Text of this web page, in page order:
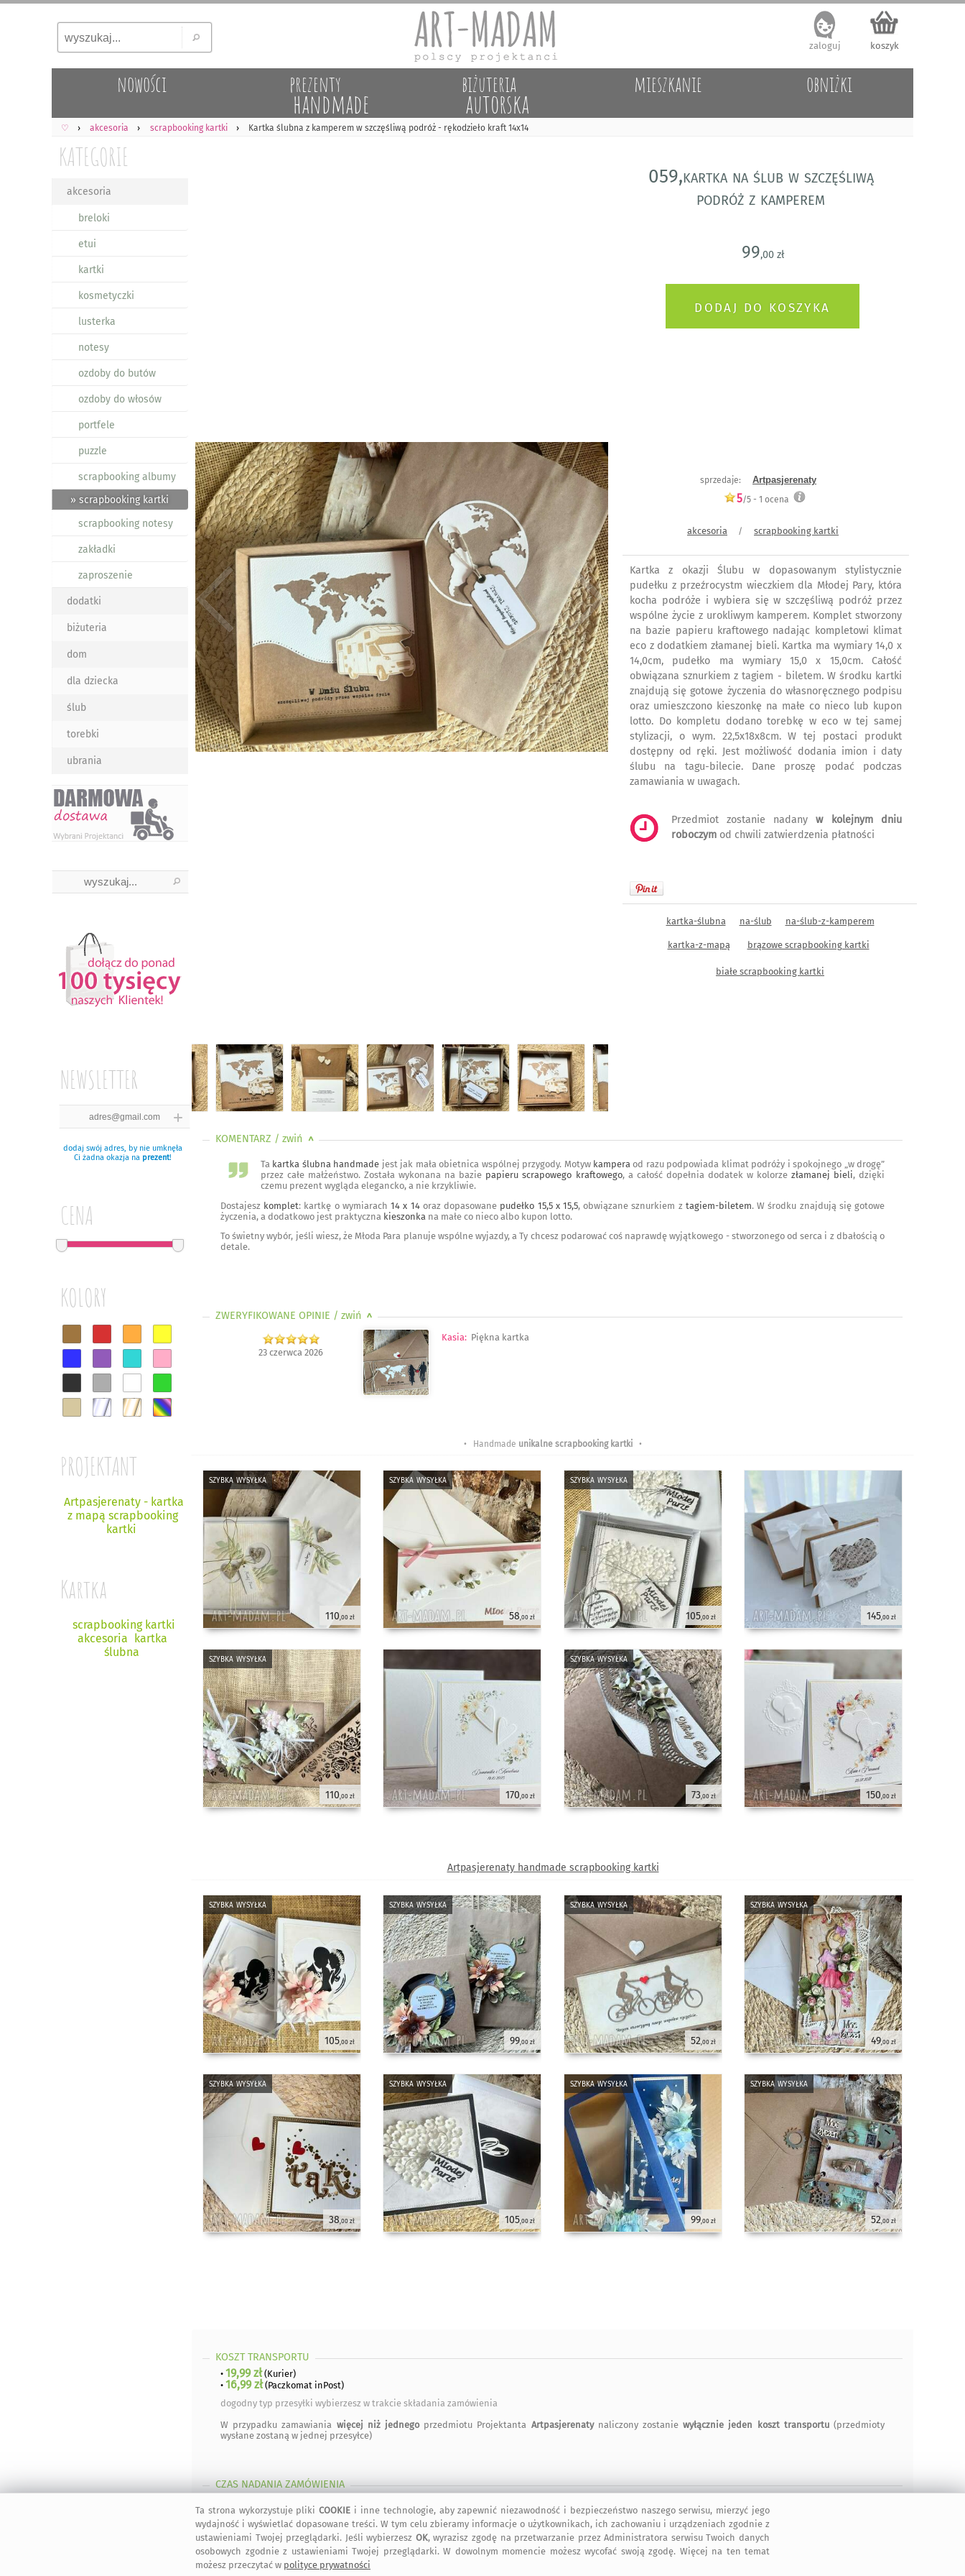
koszyk
zaloguj
nowości prezenty
handmade
biżuteria
autorska
mieszkanie obniżki
♡ akcesoria scrapbooking kartki Kartka ślubna z kamperem w szczęśliwą podróż - rękodzieło kraft 14x14
KATEGORIE
akcesoria
breloki
etui
kartki
kosmetyczki
lusterka
notesy
ozdoby do butów
ozdoby do włosów
portfele
puzzle
scrapbooking albumy
» scrapbooking kartki
scrapbooking notesy
zakładki
zaproszenie
dodatki
biżuteria
dom
dla dziecka
ślub
torebki
ubrania
NEWSLETTER
dodaj swój adres, by nie umknęła
Ci żadna okazja na prezent!
CENA
KOLORY
PROJEKTANT
Artpasjerenaty - kartka
z mapą scrapbooking
kartki
Kartka
scrapbooking kartki
akcesoria
kartka
ślubna
059,kartka na ślub w szczęśliwą
podróż z kamperem
99,00 zł
sprzedaje: Artpasjerenaty
5/5 - 1 ocena
akcesoria / scrapbooking kartki
Kartka z okazji Ślubu w dopasowanym stylistycznie
pudełku z przeźrocystm wieczkiem dla Młodej Pary, która
kocha podróże i wybiera się w szczęśliwą podróż przez
wspólne życie z urokliwym kamperem. Komplet stworzony
na bazie papieru kraftowego nadając kompletowi klimat
eco z dodatkiem złamanej bieli. Kartka ma wymiary 14,0 x
14,0cm, pudełko ma wymiary 15,0 x 15,0cm. Całość
obwiązana sznurkiem z tagiem - biletem. W środku kartki
znajdują się gotowe życzenia do własnoręcznego podpisu
oraz umieszczono kieszonkę na małe co nieco lub kupon
lotto. Do kompletu dodano torebkę w eco w tej samej
stylizacji, o wym. 22,5x18x8cm. W tej postaci produkt
dostępny od ręki. Jest możliwość dodania imion i daty
ślubu na tagu-bilecie. Dane proszę podać podczas
zamawiania w uwagach.
Przedmiot zostanie nadanyw kolejnym dniu
roboczymod chwili zatwierdzenia płatności
kartka-ślubna na-ślub na-ślub-z-kamperem
kartka-z-mapą brązowe scrapbooking kartki
białe scrapbooking kartki
KOMENTARZ / zwiń <
Ta kartka ślubna handmade jest jak mała obietnica wspólnej przygody. Motyw kampera od razu podpowiada klimat podróży i spokojnego „w drogę”
przez całe małżeństwo. Została wykonana na bazie papieru scrapowego kraftowego, a całość dopełnia dodatek w kolorze złamanej bieli, dzięki
czemu prezent wygląda elegancko, a nie krzykliwie.
Dostajesz komplet: kartkę o wymiarach14 x 14oraz dopasowane pudełko 15,5 x 15,5, obwiązane sznurkiem z tagiem-biletem. W środku znajdują się gotowe
życzenia, a dodatkowo jest praktyczna kieszonka na małe co nieco albo kupon lotto.
To świetny wybór, jeśli wiesz, że Młoda Para planuje wspólne wyjazdy, a Ty chcesz podarować coś naprawdę wyjątkowego - stworzonego od serca i z dbałością o
detale.
ZWERYFIKOWANE OPINIE / zwiń >
23 czerwca 2026
Kasia: Piękna kartka
• Handmade unikalne scrapbooking kartki•
szybka wysyłka
110,00 zł
szybka wysyłka
58,00 zł
szybka wysyłka
110,00 zł 170,00 zł
szybka wysyłka
105,00 zł 145,00 zł
szybka wysyłka
73,00 zł 150,00 zł
Artpasjerenaty handmade scrapbooking kartki
szybka wysyłka
105,00 zł
szybka wysyłka
99,00 zł
szybka wysyłka
38,00 zł
szybka wysyłka
105,00 zł
szybka wysyłka
52,00 zł
szybka wysyłka
49,00 zł
szybka wysyłka
99,00 zł
szybka wysyłka
52,00 zł
KOSZT TRANSPORTU
• 19,99 zł(Kurier)
• 16,99 zł(Paczkomat inPost)
dogodny typ przesyłki wybierzesz w trakcie składania zamówienia
W przypadku zamawiania więcej niż jednegoprzedmiotu Projektanta Artpasjerenatynaliczony zostaniewyłącznie jeden koszt transportu(przedmioty
wysłane zostaną w jednej przesyłce)
CZAS NADANIA ZAMÓWIENIA
ZWROT TOWARU/ rozwiń>
WYKONANIE UMOWY/ rozwiń>
Ta strona wykorzystuje plikiCOOKIE i inne technologie, aby zapewnić niezawodność i bezpieczeństwo naszego serwisu, mierzyć jego
wydajność i wyświetlać dopasowane treści. W tym celu zbieramy informacje o użytkownikach, ich zachowaniu i urządzeniach zgodnie z
ustawieniami Twojej przeglądarki. Jeśli wybierzesz OK, wyrazisz zgodę na przetwarzanie przez Administratora serwisu Twoich danych
osobowych zgodnie z ustawieniami Twojej przeglądarki. W dowolnym momencie możesz wycofać swoją zgodę. Więcej na ten temat
możesz przeczytać w polityce prywatności